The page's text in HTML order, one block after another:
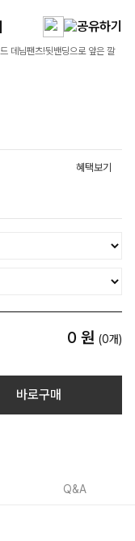
데님팬츠!뒷밴딩으로 앞은 깔
혜택보기
0 원 (0개)
바로구매
Q&A